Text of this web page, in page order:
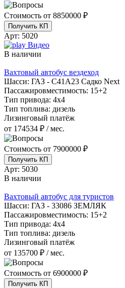
Стоимость от 8850000 ₽
Получить КП
Арт: 5020
Видео
В наличии
Вахтовый автобус вездеход
Шасси: ГАЗ - С41А23 Садко Next
Пассажировместимость: 15+2
Тип привода: 4х4
Тип топлива: дизель
Лизинговый платёж
от 174534 ₽ / мес.
Стоимость от 7900000 ₽
Получить КП
Арт: 5030
В наличии
Вахтовый автобус для туристов
Шасси: ГАЗ - 33086 ЗЕМЛЯК
Пассажировместимость: 15+2
Тип привода: 4х4
Тип топлива: дизель
Лизинговый платёж
от 135700 ₽ / мес.
Стоимость от 6900000 ₽
Получить КП